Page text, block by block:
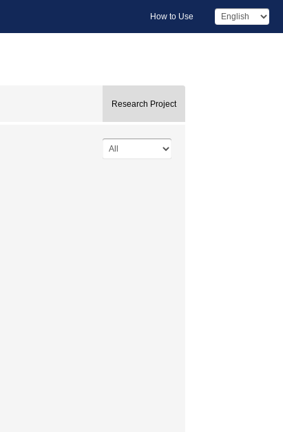
How to Use
Research Project